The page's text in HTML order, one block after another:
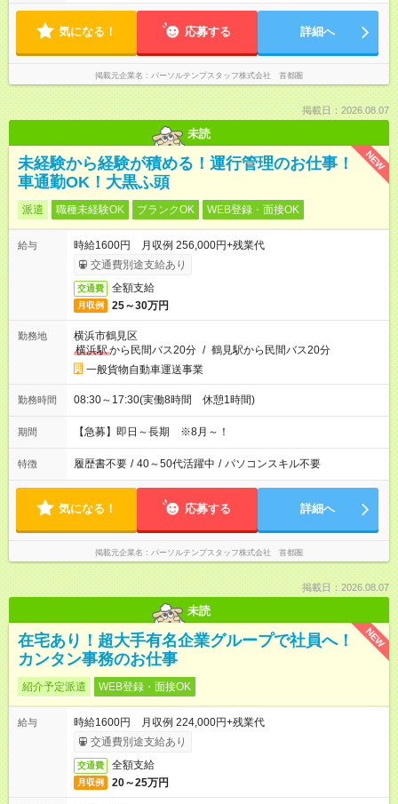
気になる！ 応募する 詳細へ
掲載元企業名 パーソルテンプスタッフ株式会社 首都圏
掲載日：2026.08.07
未読
NEW
未経験から経験が積める！運行管理のお仕事！
車通勤OK！大黒ふ頭
派遣 職種未経験OK ブランクOK WEB登録・面接OK
給与
時給1600円 月収例 256,000円+残業代
交通費別途支給あり
交通費 全額支給
月収例 25～30万円
勤務地
横浜市鶴見区
横浜駅から民間バス20分 / 鶴見駅から民間バス20分
一般貨物自動車運送事業
勤務時間 08:30～17:30(実働8時間 休憩1時間)
期間 【急募】即日～長期 ※8月～！
特徴 履歴書不要 / 40～50代活躍中 / パソコンスキル不要
気になる！ 応募する 詳細へ
掲載元企業名 パーソルテンプスタッフ株式会社 首都圏
掲載日：2026.08.07
未読
NEW
在宅あり！超大手有名企業グループで社員へ！
カンタン事務のお仕事
紹介予定派遣 WEB登録・面接OK
給与
時給1600円 月収例 224,000円+残業代
交通費別途支給あり
交通費 全額支給
月収例 20～25万円